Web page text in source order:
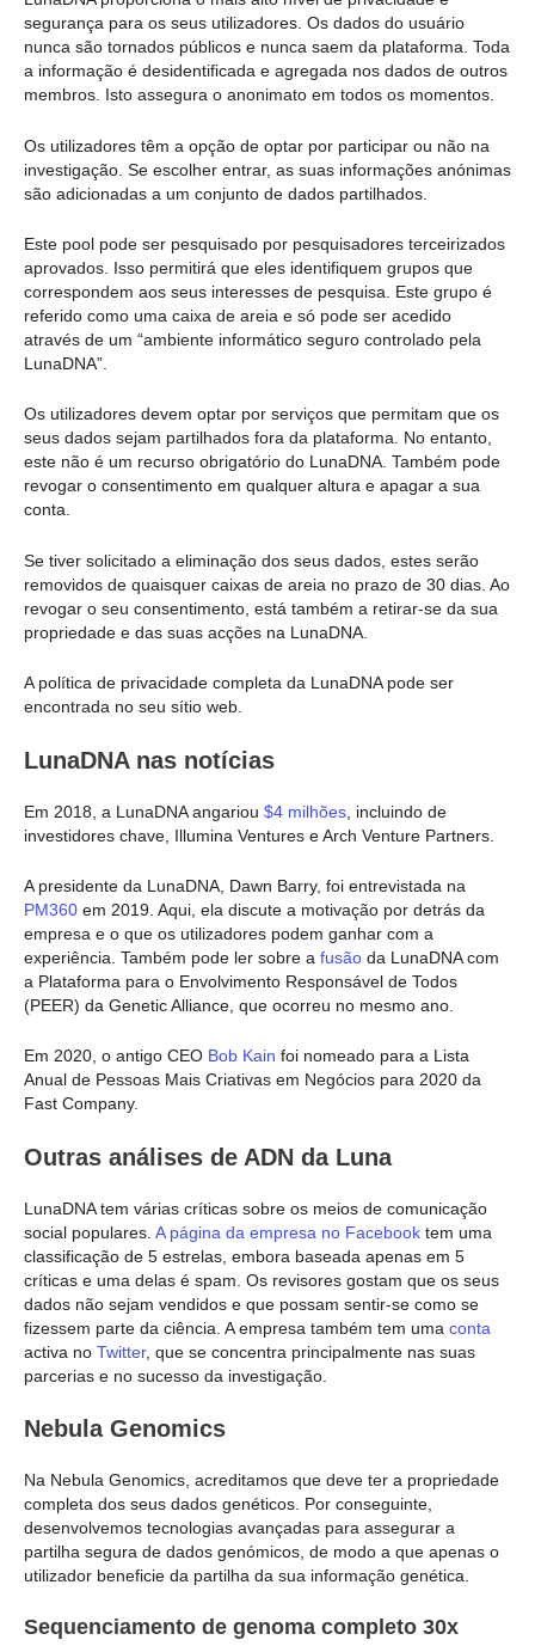
segurança para os seus utilizadores. Os dados do usuário
nunca são tornados públicos e nunca saem da plataforma. Toda
a informação é desidentificada e agregada nos dados de outros
membros. Isto assegura o anonimato em todos os momentos.
Os utilizadores têm a opção de optar por participar ou não na
investigação. Se escolher entrar, as suas informações anónimas
são adicionadas a um conjunto de dados partilhados.
Este pool pode ser pesquisado por pesquisadores terceirizados
aprovados. Isso permitirá que eles identifiquem grupos que
correspondem aos seus interesses de pesquisa. Este grupo é
referido como uma caixa de areia e só pode ser acedido
através de um “ambiente informático seguro controlado pela
LunaDNA”.
Os utilizadores devem optar por serviços que permitam que os
seus dados sejam partilhados fora da plataforma. No entanto,
este não é um recurso obrigatório do LunaDNA. Também pode
revogar o consentimento em qualquer altura e apagar a sua
conta.
Se tiver solicitado a eliminação dos seus dados, estes serão
removidos de quaisquer caixas de areia no prazo de 30 dias. Ao
revogar o seu consentimento, está também a retirar-se da sua
propriedade e das suas acções na LunaDNA.
A política de privacidade completa da LunaDNA pode ser
encontrada no seu sítio web.
LunaDNA nas notícias
Em 2018, a LunaDNA angariou $4 milhões , incluindo de
investidores chave, Illumina Ventures e Arch Venture Partners.
A presidente da LunaDNA, Dawn Barry, foi entrevistada na
PM360 em 2019. Aqui, ela discute a motivação por detrás da
empresa e o que os utilizadores podem ganhar com a
experiência. Também pode ler sobre a fusão da LunaDNA com
a Plataforma para o Envolvimento Responsável de Todos
(PEER) da Genetic Alliance, que ocorreu no mesmo ano.
Em 2020, o antigo CEO Bob Kain foi nomeado para a Lista
Anual de Pessoas Mais Criativas em Negócios para 2020 da
Fast Company.
Outras análises de ADN da Luna
LunaDNA tem várias críticas sobre os meios de comunicação
social populares. A página da empresa no Facebook tem uma
classificação de 5 estrelas, embora baseada apenas em 5
críticas e uma delas é spam. Os revisores gostam que os seus
dados não sejam vendidos e que possam sentir-se como se
fizessem parte da ciência. A empresa também tem uma conta
activa no Twitter, que se concentra principalmente nas suas
parcerias e no sucesso da investigação.
Nebula Genomics
Na Nebula Genomics, acreditamos que deve ter a propriedade
completa dos seus dados genéticos. Por conseguinte,
desenvolvemos tecnologias avançadas para assegurar a
partilha segura de dados genómicos, de modo a que apenas o
utilizador beneficie da partilha da sua informação genética.
Sequenciamento de genoma completo 30x